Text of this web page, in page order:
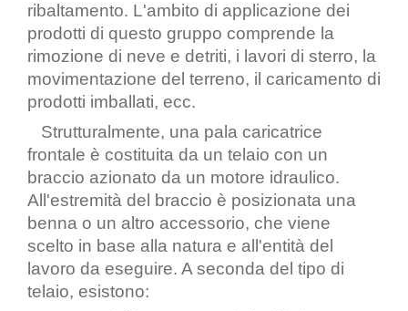
ribaltamento. L'ambito di applicazione dei
prodotti di questo gruppo comprende la
rimozione di neve e detriti, i lavori di sterro, la
movimentazione del terreno, il caricamento di
prodotti imballati, ecc.
Strutturalmente, una pala caricatrice
frontale è costituita da un telaio con un
braccio azionato da un motore idraulico.
All'estremità del braccio è posizionata una
benna o un altro accessorio, che viene
scelto in base alla natura e all'entità del
lavoro da eseguire. A seconda del tipo di
telaio, esistono: